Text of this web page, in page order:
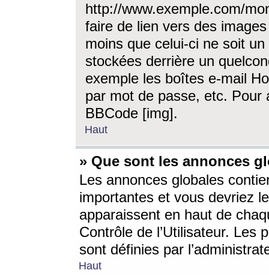
http://www.exemple.com/
faire de lien vers des
moins que celui-ci ne soit
stockées derrière un
exemple les boîtes e-mail
par mot de passe, etc. Pour
BBCode [img].
Haut
» Que sont les annonces
Les annonces globales
importantes et vous devriez
apparaissent en haut de
Contrôle de l’Utilisateur. Les
sont définies par
Haut